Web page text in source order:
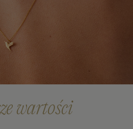
od sposobu użytkowania,
oraz indywidualnych właściwości
możesz skorzystać z
starań, aby nasze projekty mogły
ważnych momentach życia.
wartości